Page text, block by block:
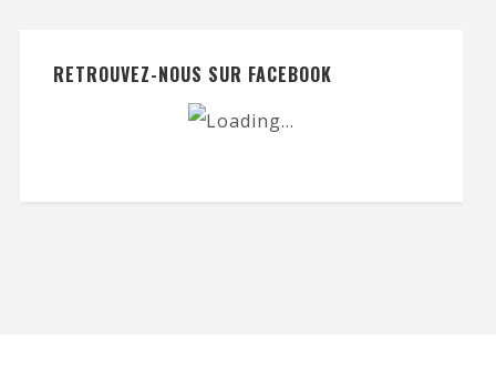
RETROUVEZ-NOUS SUR FACEBOOK